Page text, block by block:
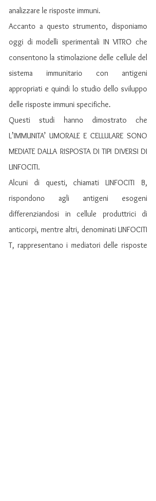
analizzare le risposte immuni.
Accanto a questo strumento, disponiamo
oggi di modelli sperimentali IN VITRO che
consentono la stimolazione delle cellule del
sistema immunitario con antigeni
appropriati e quindi lo studio dello sviluppo
delle risposte immuni specifiche.
Questi studi hanno dimostrato che
L’IMMUNITA’ UMORALE E CELLULARE SONO
MEDIATE DALLA RISPOSTA DI TIPI DIVERSI DI
LINFOCITI.
Alcuni di questi, chiamati LINFOCITI B,
rispondono agli antigeni esogeni
differenziandosi in cellule produttrici di
anticorpi, mentre altri, denominati LINFOCITI
T, rappresentano i mediatori delle risposte